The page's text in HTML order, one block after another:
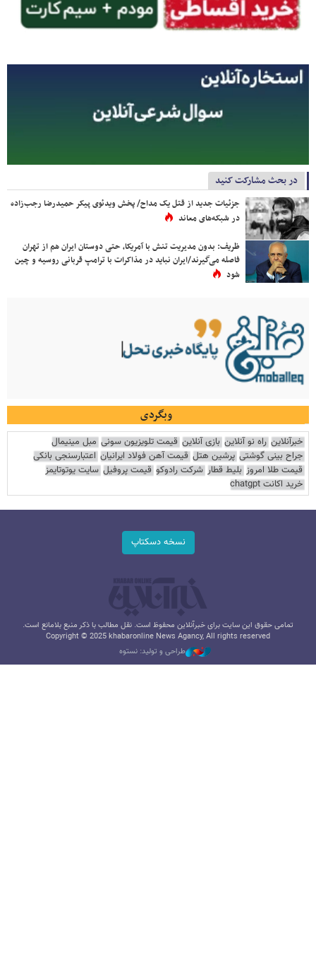
در بحث مشارکت کنید
جزئیات جدید از قتل یک مداح/ پخش ویدئوی پیکر حمیدرضا رجب‌زاده
در شبکه‌های معاند
ظریف: بدون مدیریت تنش با آمریکا، حتی دوستان ایران هم از تهران
فاصله می‌گیرند/ایران نباید در مذاکرات با ترامپ قربانی روسیه و چین
شود
وبگردی
خبرآنلاین راه نو آنلاین بازی آنلاین قیمت تلویزیون سونی مبل مینیمال
جراح بینی گوشتی پرشین هتل قیمت آهن فولاد ایرانیان اعتبارسنجی بانکی
قیمت طلا امروز بلیط قطار شرکت رادوکو قیمت پروفیل سایت یوتوتایمز
خرید اکانت chatgpt
نسخه دسکتاپ
تمامی حقوق این سایت برای خبرآنلاین محفوظ است. نقل مطالب با ذکر منبع بلامانع است.
Copyright © 2025 khabaronline News Agancy, All rights reserved
طراحی و تولید: نستوه